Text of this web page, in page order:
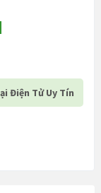
Điện Tử Uy Tín